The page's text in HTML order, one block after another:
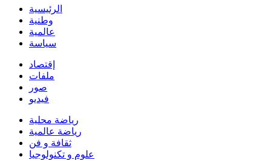
الرئيسية
وطنية
عالمية
سياسة
إقتصاد
ملفات
صور
فيديو
رياضة محلية
رياضة عالمية
ثقافة و فن
علوم و تكنولوجيا